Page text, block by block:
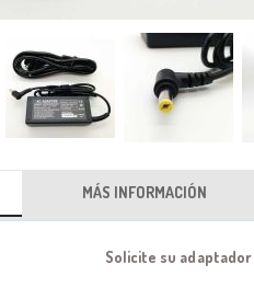
Solicite su
MÁS INFORMACIÓN